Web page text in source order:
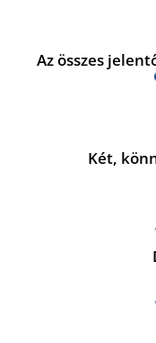
Az összes
Két,